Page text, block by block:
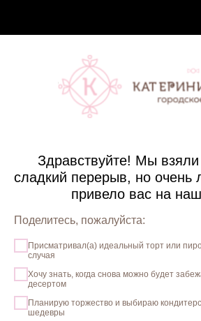
Здравствуйте! Мы
сладкий перерыв, но очень
привело вас на
Поделитесь, пожалуйста:
Присматривал(а) идеальный торт или
случая
Хочу знать, когда снова можно будет
десертом
Планирую торжество и выбираю
шедевры